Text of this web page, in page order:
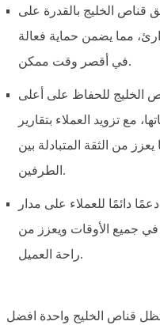
قناص الخليج بالقدرة على
مما يضمن حماية فعالة
في أقصر وقت ممكن.
الخليج للحفاظ على أعلى
مع تزويد العملاء بتقارير
من الثقة المتبادلة بين
الطرفين.
دائمًا للعملاء على مدار
في جميع الأوقات ويعزز من
راحة العميل.
قناص الخليج واحدة افضل